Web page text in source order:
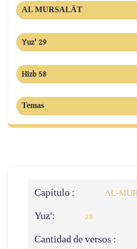
AL MURSALĀT
Yuz' 29
Hizb 58
Temas
Capítulo :
Yuz': 29
Cantidad de versos :